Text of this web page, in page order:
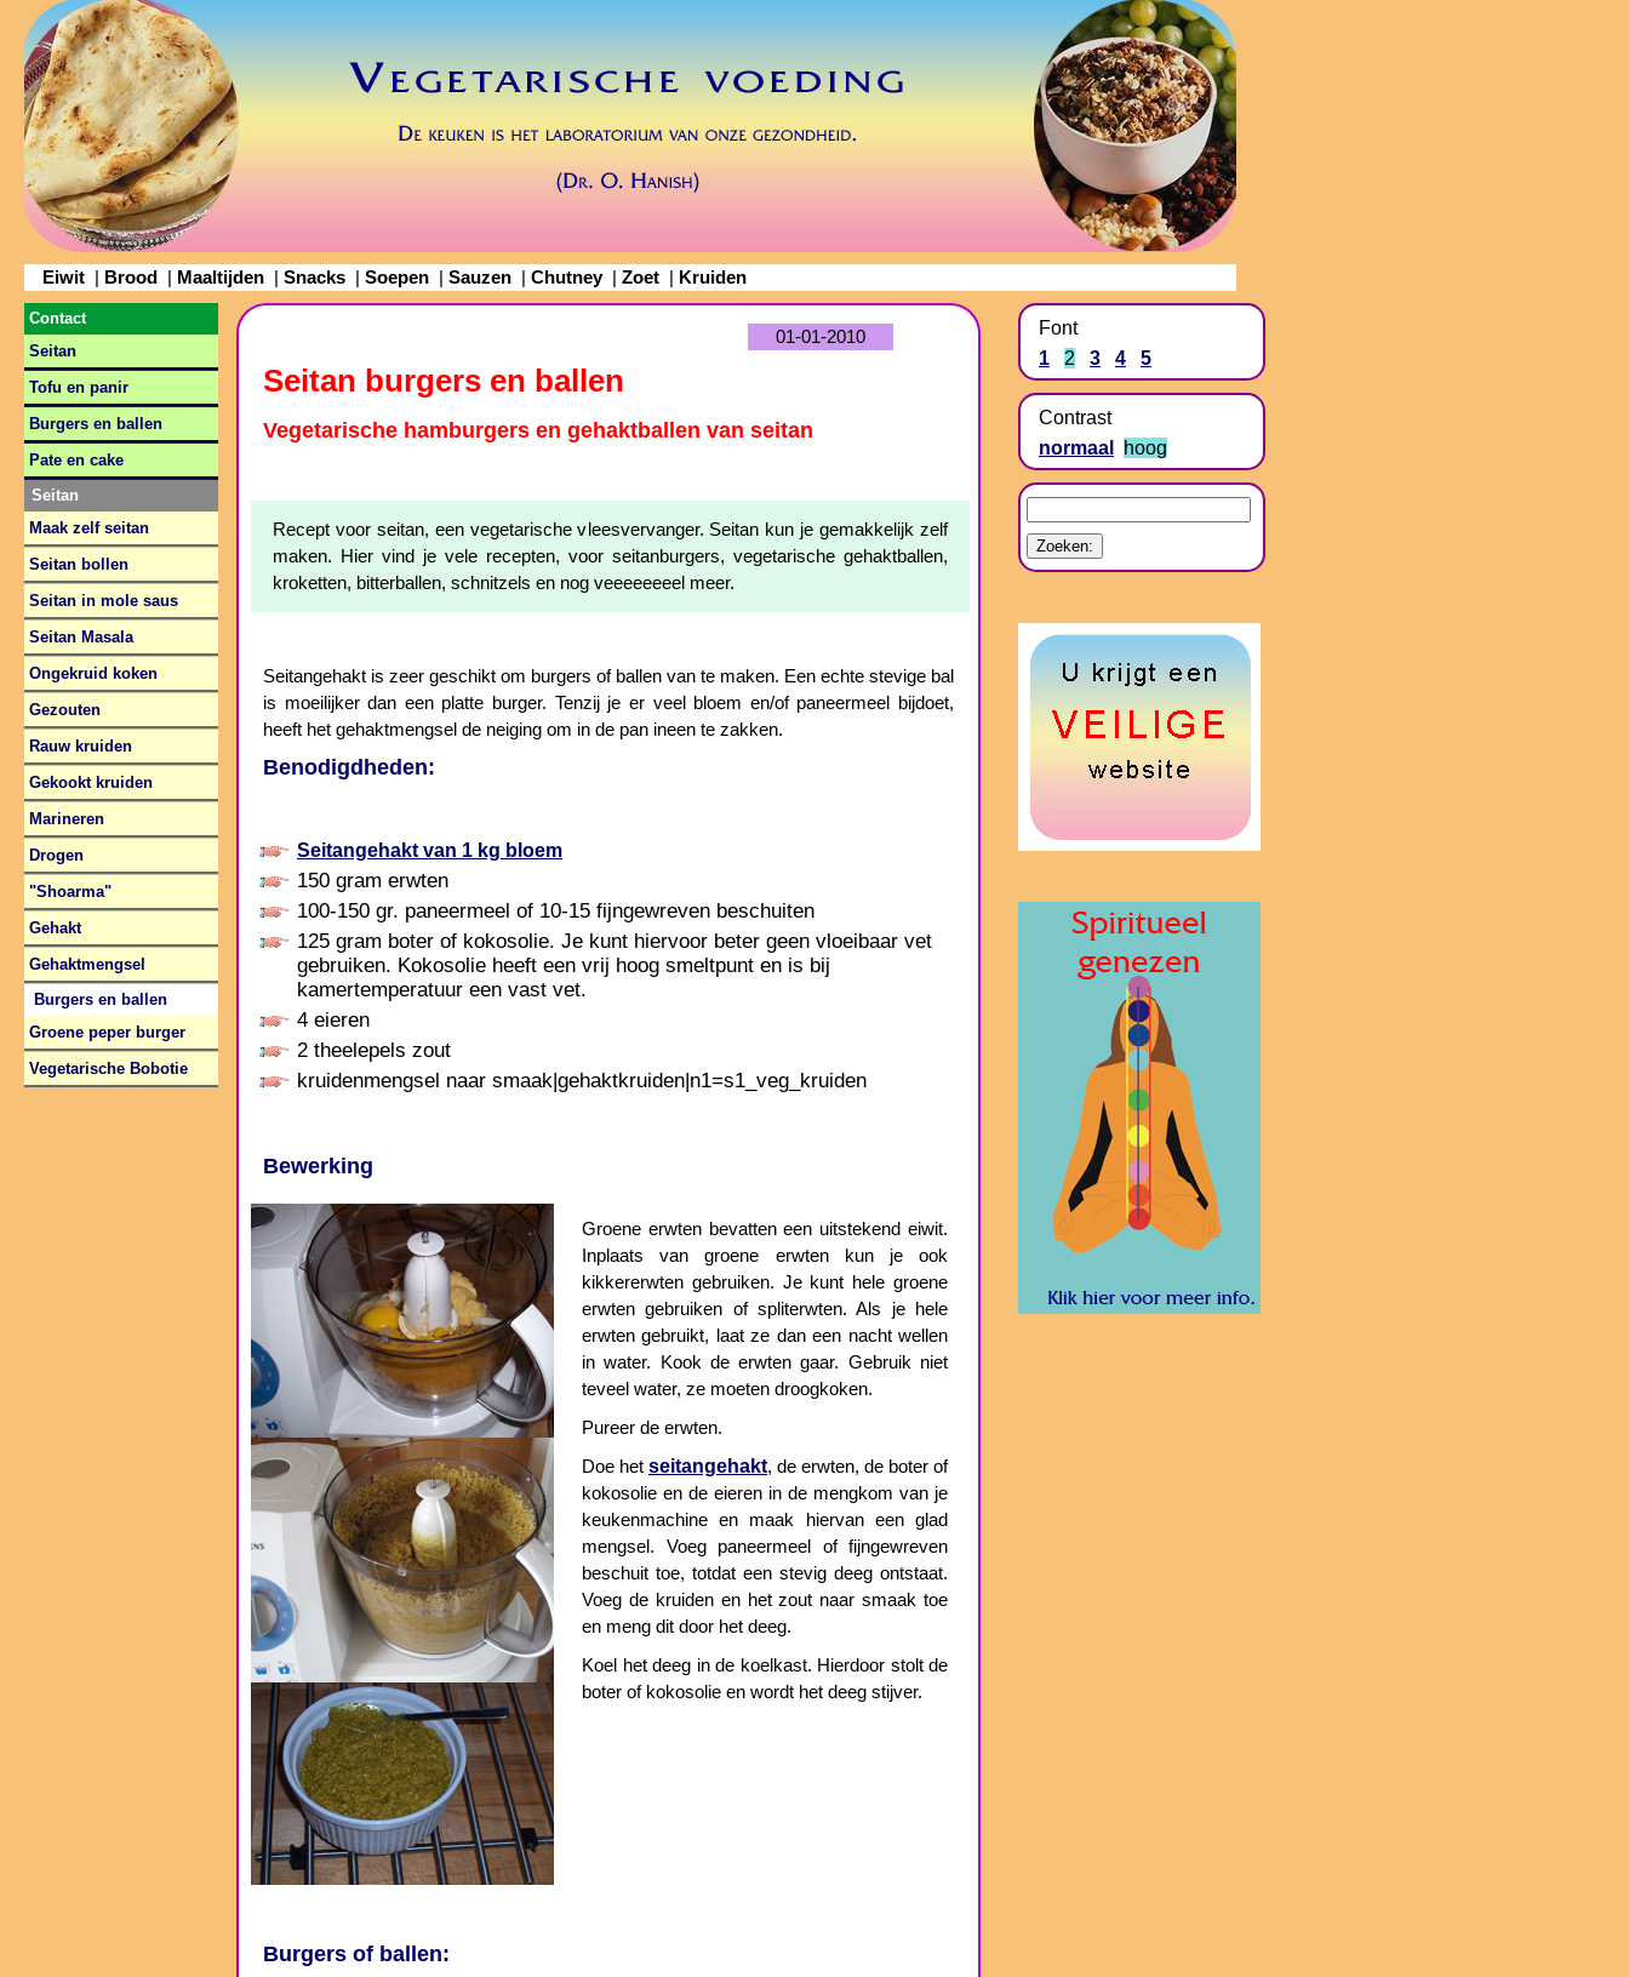
Eiwit Brood Maaltijden Snacks Soepen Sauzen Chutney| Zoet Kruiden
01-01-2010
Seitan burgers en ballen
Vegetarische hamburgers en gehaktballen van seitan
Recept voor seitan, een vegetarische vleesvervanger. Seitan kun je gemakkelijk zelf
maken. Hier vind je vele recepten, voor seitanburgers, vegetarische gehaktballen,
kroketten, bitterballen, schnitzels en nog veeeeeeeel meer.
Seitangehakt is zeer geschikt om burgers of ballen van te maken. Een echte stevige bal
is moeilijker dan een platte burger. Tenzij je er veel bloem en/of paneermeel bijdoet,
heeft het gehaktmengsel de neiging om in de pan ineen te zakken.
Benodigdheden:
Seitangehakt van 1 kg bloem
150 gram erwten
100-150 gr. paneermeel of 10-15 fijngewreven beschuiten
125 gram boter of kokosolie. Je kunt hiervoor beter geen vloeibaar vet
gebruiken. Kokosolie heeft een vrij hoog smeltpunt en is bij
kamertemperatuur een vast vet.
4 eieren
2 theelepels zout
kruidenmengsel naar smaak|gehaktkruiden|n1=s1_veg_kruiden
Bewerking
Groene erwten bevatten een uitstekend eiwit.
Inplaats van groene erwten kun je ook
kikkererwten gebruiken. Je kunt hele groene
erwten gebruiken of spliterwten. Als je hele
erwten gebruikt, laat ze dan een nacht wellen
in water. Kook de erwten gaar. Gebruik niet
teveel water, ze moeten droogkoken.
Pureer de erwten.
Doe het seitangehakt, de erwten, de boter of
kokosolie en de eieren in de mengkom van je
keukenmachine en maak hiervan een glad
mengsel. Voeg paneermeel of fijngewreven
beschuit toe, totdat een stevig deeg ontstaat.
Voeg de kruiden en het zout naar smaak toe
en meng dit door het deeg.
Koel het deeg in de koelkast. Hierdoor stolt de
boter of kokosolie en wordt het deeg stijver.
Burgers of ballen:
Contact
Seitan
Tofu en panir
Burgers en ballen
Pate en cake
Seitan
Maak zelf seitan
Seitan bollen
Seitan in mole saus
Seitan Masala
Ongekruid koken
Gezouten
Rauw kruiden
Gekookt kruiden
Marineren
Drogen
"Shoarma"
Gehakt
Gehaktmengsel
Burgers en ballen
Groene peper burger
Vegetarische Bobotie
Font
1
2 3 4 5
Contrast
normaal
hoog